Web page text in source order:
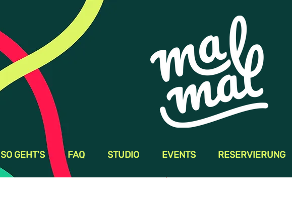
SO GEHT'S FAQ STUDIO EVENTS RESERVIERUNG